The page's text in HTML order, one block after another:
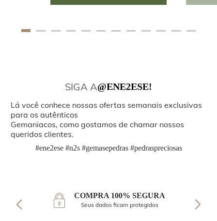
SIGA A@ENE2ESE!
Lá você conhece nossas ofertas semanais exclusivas
para os autênticos
Gemaniacos, como gostamos de chamar nossos
queridos clientes.
#ene2ese #n2s #gemasepedras #pedraspreciosas
COMPRA 100% SEGURA
Seus dados ficam protegidos